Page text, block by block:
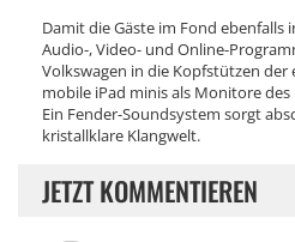
Damit die Gäste im Fond ebenfalls
Audio-, Video- und Online-
Volkswagen in die Kopfstützen der
mobile iPad minis als Monitore
Ein Fender-Soundsystem sorgt
kristallklare Klangwelt.
JETZT KOMMENTIEREN